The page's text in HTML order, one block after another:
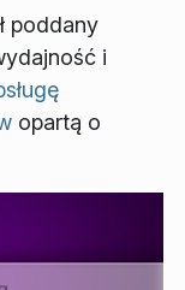
poddany
i
opartą o